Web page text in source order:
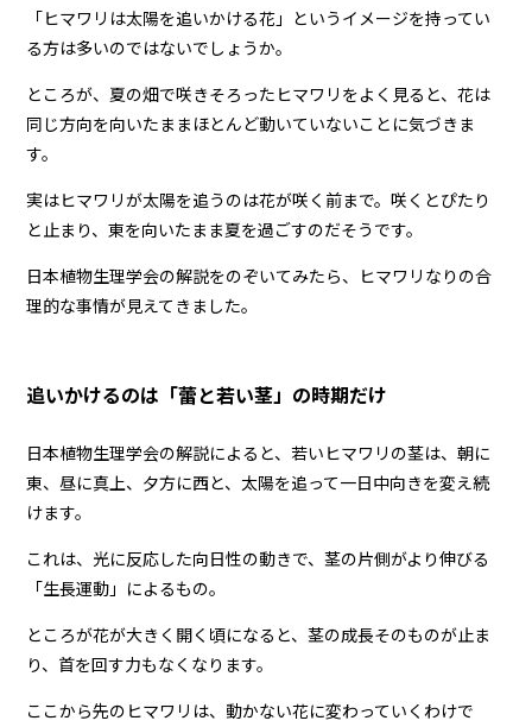
「ヒマワリは太陽を追いかける花」というイメージを持ってい
る方は多いのではないでしょうか。
ところが、夏の畑で咲きそろったヒマワリをよく見ると、花は
同じ方向を向いたままほとんど動いていないことに気づきま
す。
実はヒマワリが太陽を追うのは花が咲く前まで。咲くとぴたり
と止まり、東を向いたまま夏を過ごすのだそうです。
日本植物生理学会の解説をのぞいてみたら、ヒマワリなりの合
理的な事情が見えてきました。
追いかけるのは「蕾と若い茎」の時期だけ
日本植物生理学会の解説によると、若いヒマワリの茎は、朝に
東、昼に真上、夕方に西と、太陽を追って一日中向きを変え続
けます。
これは、光に反応した向日性の動きで、茎の片側がより伸びる
「生長運動」によるもの。
ところが花が大きく開く頃になると、茎の成長そのものが止ま
り、首を回す力もなくなります。
ここから先のヒマワリは、動かない花に変わっていくわけで